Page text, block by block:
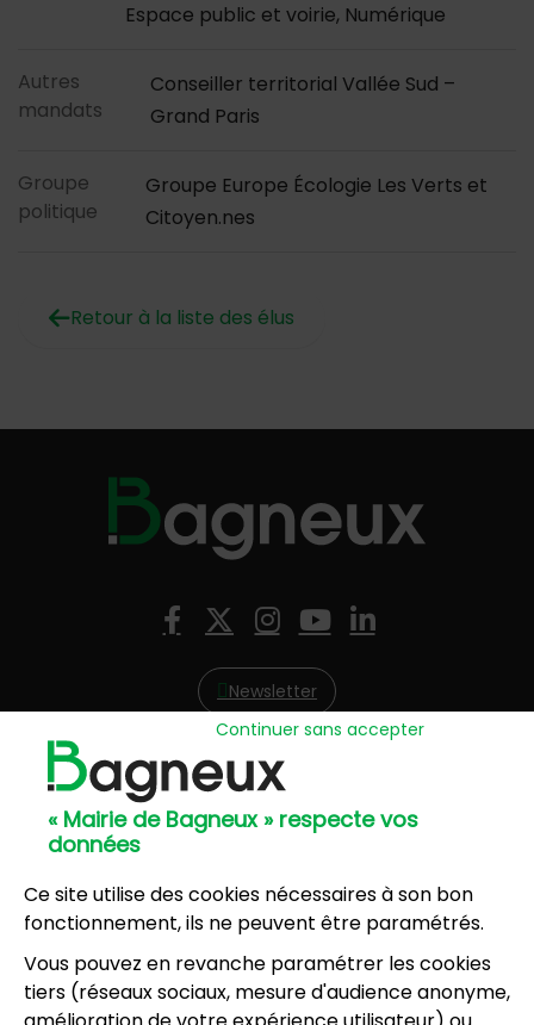
« Mairie de Bagneux » respecte vos
données
Ce site utilise des cookies nécessaires à son bon
fonctionnement, ils ne peuvent être paramétrés.
Vous pouvez en revanche paramétrer les cookies
tiers (réseaux sociaux, mesure d'audience anonyme,
Continuer sans accepter
Espace public et voirie, Numérique
Autres
mandats
Conseiller territorial Vallée Sud –
Grand Paris
Groupe
politique
Groupe Europe Écologie Les Verts et
Citoyen.nes
Retour à la liste des élus
Facebook
X (Twitter)
Instagram
YouTube
LinkedIn
Newsletter
Hôtel de Ville
57, avenue Henri Ravera - 92220 Bagneux
01 42 31 60 00
8, résidence du Port Galand - 92220 Bagneux
01 45 47 62 00
NOUS CONTACTER